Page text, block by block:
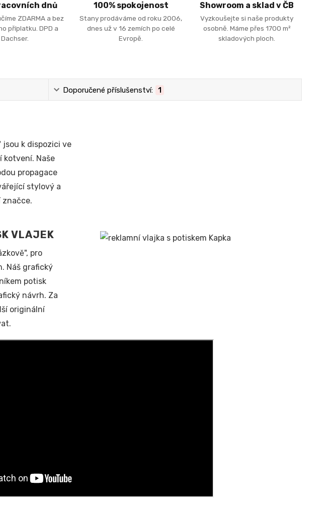
dnů
ZDARMA a bez
příplatku. DPD a
Dachser.
100% spokojenost
Stany prodáváme od roku 2006,
dnes už v 16 zemích po celé
Evropě.
Showroom a sklad v ČB
Vyzkoušejte si naše produkty
osobně. Máme přes 1700 m²
skladových ploch.
Doporučené příslušenství: 1
jsou k dispozici ve
kotvení. Naše
propagace
stylový a
značce.
VLAJEK
pro
Náš grafický
potisk
návrh. Za
originální